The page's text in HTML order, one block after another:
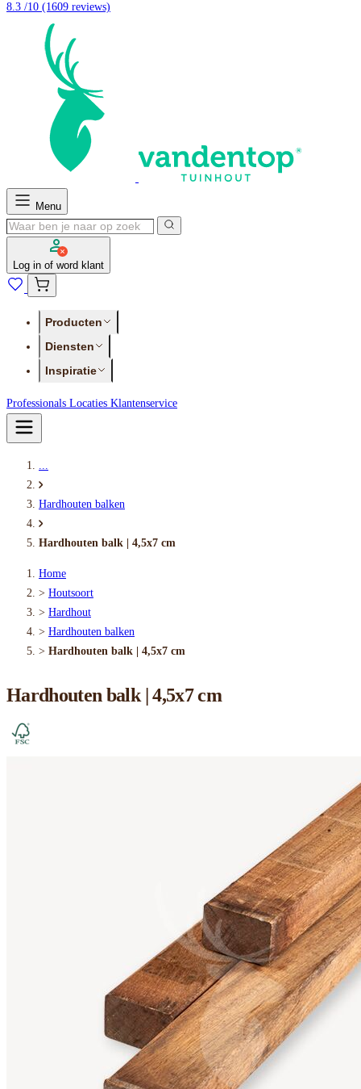
8.3 /10 (1609 reviews)
Menu
Log in of word klant
Producten
Diensten
Inspiratie
Professionals Locaties Klantenservice
...
Hardhouten balken
Hardhouten balk | 4,5x7 cm
Home
> Houtsoort
> Hardhout
> Hardhouten balken
> Hardhouten balk | 4,5x7 cm
Hardhouten balk | 4,5x7 cm